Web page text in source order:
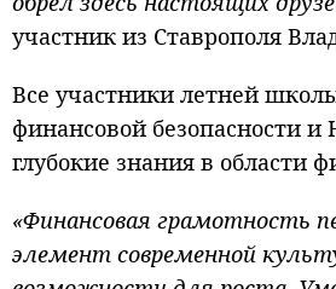
участник из Ставрополя
Все участники летней
финансовой безопасности
глубокие знания в области
«Финансовая грамотность
элемент современной